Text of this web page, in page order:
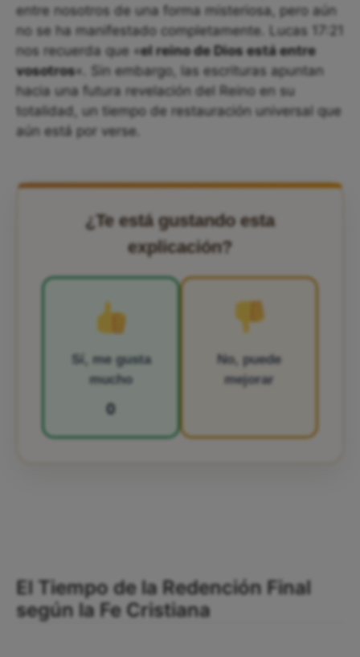
entre nosotros de una forma misteriosa, pero aún
no se ha manifestado completamente. Lucas 17:21
nos recuerda que «el reino de Dios está entre
vosotros«. Sin embargo, las escrituras apuntan
hacia una futura revelación del Reino en su
totalidad, un tiempo de restauración universal que
aún está por verse.
¿Te está gustando esta
explicación?
Sí, me gusta
mucho
0
No, puede
mejorar
El Tiempo de la Redención Final
según la Fe Cristiana